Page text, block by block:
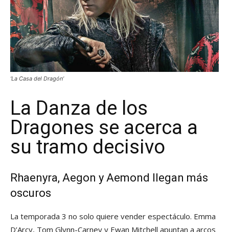
‘La Casa del Dragón’
La Danza de los
Dragones se acerca a
su tramo decisivo
Rhaenyra, Aegon y Aemond llegan más
oscuros
La temporada 3 no solo quiere vender espectáculo. Emma
D’Arcy, Tom Glynn-Carney y Ewan Mitchell apuntan a arcos